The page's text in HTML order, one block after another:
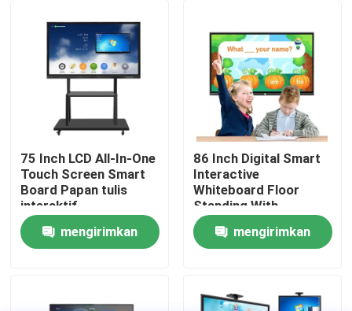
Wisata pabrik
Kontrol kualitas
Hubungi kami
Berita
Quote request suatu
Shopping Online
75 Inch LCD All-In-One
Touch Screen Smart
Board Papan tulis
interaktif
mengirimkan
86 Inch Digital Smart
Interactive
Whiteboard Floor
Standing With
Calculator
mengirimkan